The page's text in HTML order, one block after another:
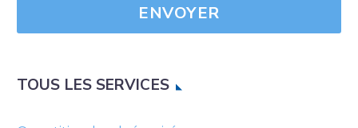
this
TOUS LES SERVICES